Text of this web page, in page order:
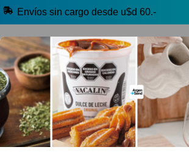
Envíos sin cargo desde u$d 60.-
🔥 Selección Argentina
🧉 Clásicos argentinos 🏷️ Todas las